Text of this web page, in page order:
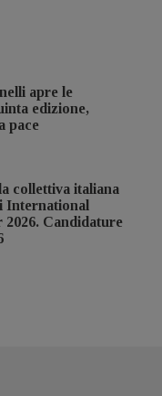
apre le
edizione,
pace
collettiva italiana
International
Candidature